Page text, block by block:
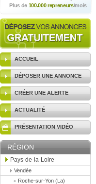
Plus de 100.000 repreneurs/mois
ACCUEIL
DÉPOSER UNE ANNONCE
CRÉER UNE ALERTE
ACTUALITÉ
PRÉSENTATION VIDÉO
RÉGION
Pays-de-la-Loire
Vendée
Roche-sur-Yon (La)